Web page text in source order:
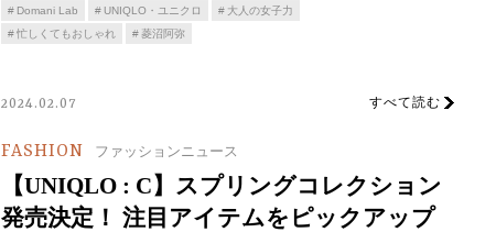
Domani Lab UNIQLO・ユニクロ
大人の女子力
忙しくてもおしゃれ
菱沼阿弥
2024.02.07 すべて読む
FASHION ファッションニュース
【UNIQLO : C】スプリングコレクション
発売決定！ 注目アイテムをピックアップ